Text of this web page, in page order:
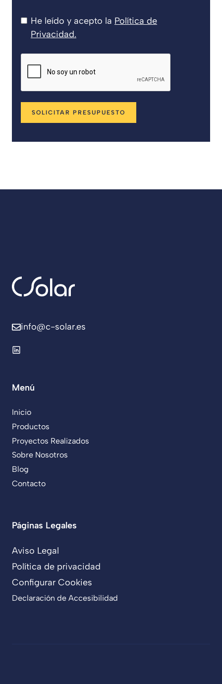
He leído y acepto la Política de
Privacidad.
SOLICITAR PRESUPUESTO
info@c-solar.es
Menú
Inicio
Productos
Proyectos Realizados
Sobre Nosotros
Blog
Contacto
Páginas Legales
Aviso Legal
Política de privacidad
Configurar Cookies
Declaración de Accesibilidad